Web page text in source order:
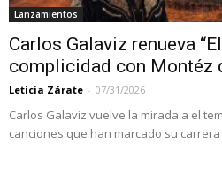
Lanzamientos
Carlos Galaviz renueva
complicidad con Montéz
Leticia Zárate - 07/31/2026
Carlos Galaviz vuelve la mirada a el
canciones que han marcado su